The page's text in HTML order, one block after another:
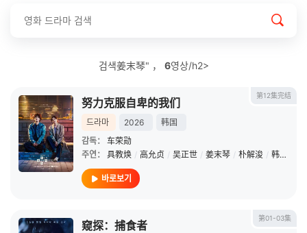
검색姜末琴" ， 6영상/h2>
第12集完结
努力克服自卑的我们
드라마 2026
韩国
감독：
车荣勋
주연：
具教焕 / 高允贞 / 吴正世 / 姜末琴 / 朴解浚 / 韩善伙
바로보기
第01-03集
窥探：捕食者